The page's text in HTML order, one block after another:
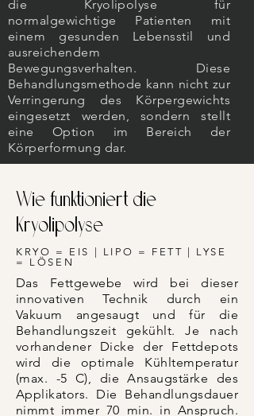
die Kryolipolyse für
normalgewichtige Patienten mit
einem gesunden Lebensstil und
ausreichendem
Bewegungsverhalten. Diese
Behandlungsmethode kann nicht zur
Verringerung des Körpergewichts
eingesetzt werden, sondern stellt
eine Option im Bereich der
Körperformung dar.
Wie funktioniert die
Kryolipolyse
KRYO = EIS | LIPO = FETT | LYSE
= LÖSEN
Das Fettgewebe wird bei dieser
innovativen Technik durch ein
Vakuum angesaugt und für die
Behandlungszeit gekühlt. Je nach
vorhandener Dicke der Fettdepots
wird die optimale Kühltemperatur
(max. -5 C), die Ansaugstärke des
Applikators. Die Behandlungsdauer
nimmt immer 70 min. in Anspruch.